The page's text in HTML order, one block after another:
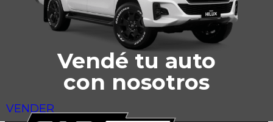
Vendé tu auto
con nosotros
VENDER